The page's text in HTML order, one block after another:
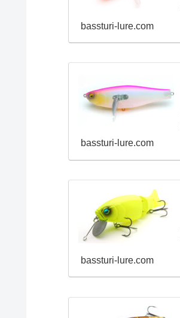
bassturi-lure.com
bassturi-lure.com
bassturi-lure.com